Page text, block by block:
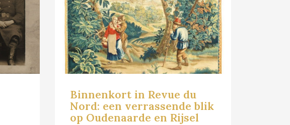
Binnenkort in Revue du
Nord: een verrassende blik
op Oudenaarde en Rijsel